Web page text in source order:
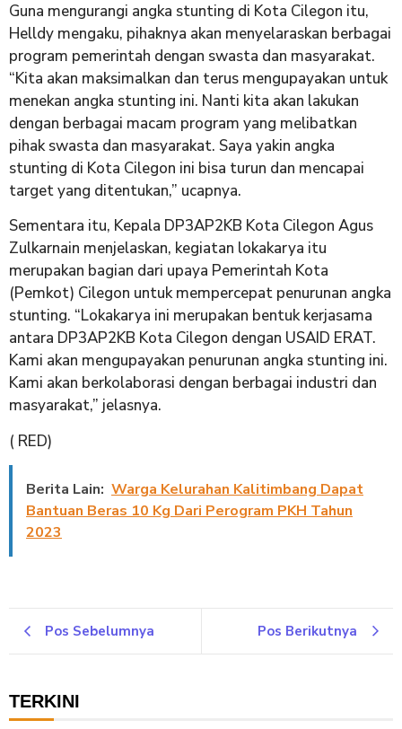
Guna mengurangi angka stunting di Kota Cilegon itu,
Helldy mengaku, pihaknya akan menyelaraskan berbagai
program pemerintah dengan swasta dan masyarakat.
“Kita akan maksimalkan dan terus mengupayakan untuk
menekan angka stunting ini. Nanti kita akan lakukan
dengan berbagai macam program yang melibatkan
pihak swasta dan masyarakat. Saya yakin angka
stunting di Kota Cilegon ini bisa turun dan mencapai
target yang ditentukan,” ucapnya.
Sementara itu, Kepala DP3AP2KB Kota Cilegon Agus
Zulkarnain menjelaskan, kegiatan lokakarya itu
merupakan bagian dari upaya Pemerintah Kota
(Pemkot) Cilegon untuk mempercepat penurunan angka
stunting. “Lokakarya ini merupakan bentuk kerjasama
antara DP3AP2KB Kota Cilegon dengan USAID ERAT.
Kami akan mengupayakan penurunan angka stunting ini.
Kami akan berkolaborasi dengan berbagai industri dan
masyarakat,” jelasnya.
( RED)
Berita Lain: Warga Kelurahan Kalitimbang Dapat
Bantuan Beras 10 Kg Dari Perogram PKH Tahun
2023
Pos Sebelumnya Pos Berikutnya
TERKINI